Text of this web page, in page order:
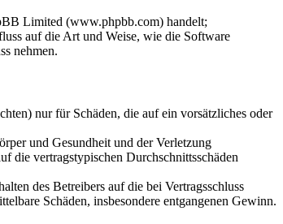
Limited (www.phpbb.com) handelt;
auf die Art und Weise, wie die Software
nehmen.
nur für Schäden, die auf ein vorsätzliches oder
und Gesundheit und der Verletzung
die vertragstypischen Durchschnittsschäden
des Betreibers auf die bei Vertragsschluss
Schäden, insbesondere entgangenen Gewinn.